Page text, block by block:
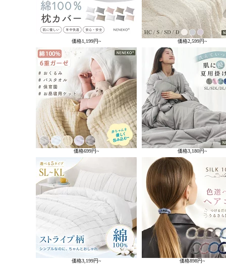
価格1,199円~ 価格2,599円~
価格699円~ 価格3,180円~
価格3,199円~ 価格898円~